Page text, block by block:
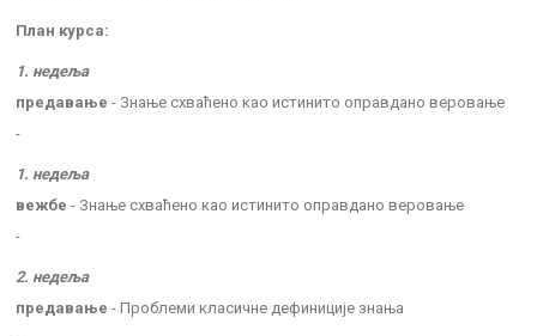
План курса:
1. недеља
предавање - Знање схваћено као истинито оправдано веровање
-
1. недеља
вежбе - Знање схваћено као истинито оправдано веровање
-
2. недеља
предавање - Проблеми класичне дефиниције знања